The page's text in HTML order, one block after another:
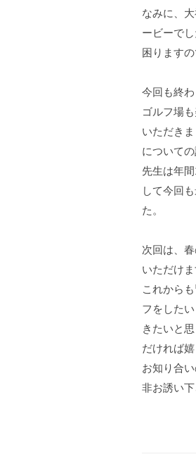
なみに、
ービーで
困ります
今回も終
ゴルフ場
いただき
について
先生は年
して今回
た。
次回は、
いただけ
これから
フをした
きたいと
だければ
お知り合
非お誘い下